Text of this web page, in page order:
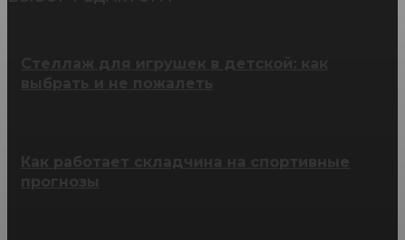
Как работает складчина на спортивные
прогнозы